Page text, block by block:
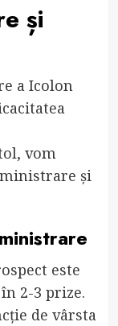
și
a Icolon
vom
și
este
2-3 prize.
de vârsta